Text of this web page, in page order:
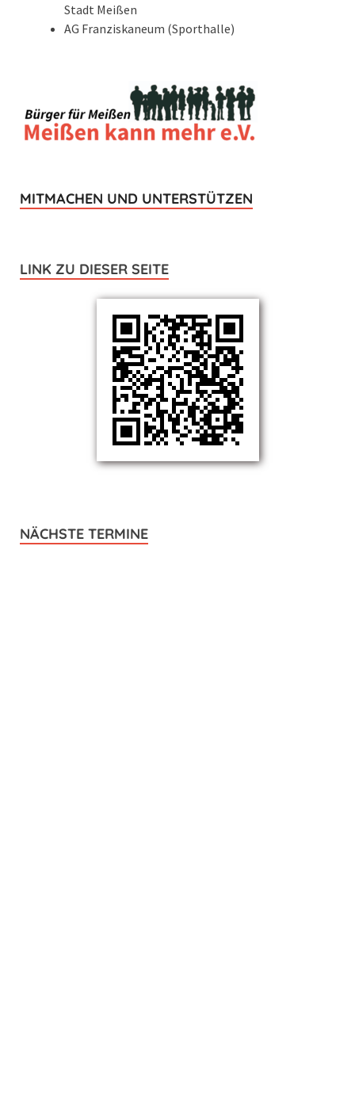
Stadt Meißen
AG Franziskaneum (Sporthalle)
MITMACHEN UND UNTERSTÜTZEN
LINK ZU DIESER SEITE
NÄCHSTE TERMINE